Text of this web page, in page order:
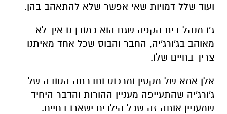
ועוד שלל דמויות שאי אפשר שלא להתאהב בהן.
ג'ו מנהל בית הקפה שגם הוא כמובן נו איך לא
מאוהב בג'ורג'יה, החבר והבוס שכל אחד מאיתנו
צריך בחיים שלו.
אלן אמא של מקסין ומרכוס וחברתה הטובה של
ג'ורג'יה שהתעייפה מעניין ההורות והדבר היחיד
שמעניין אותה זה שכל הילדים ישארו בחיים.